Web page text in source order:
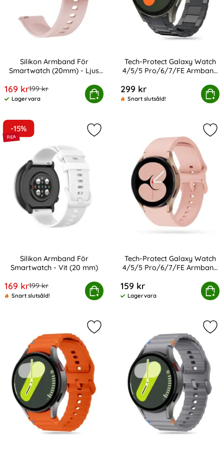
Silikon Armband För
Smartwatch (20mm) - Ljus
rea pris
169 krtidigare pris
199 kr
Tillgänglighet:
Lagervara
Köp
Armband För Smartwatch (20mm) - Ljus Rosa
Tech-Protect Galaxy Watch
4/5/5 Pro/6/7/FE Armband
299 kr
Snart slutsåld!
Köp
Tech-Protect Galaxy Watch 4/5/5
-15%
Silikon Armband För
Smartwatch - Vit (20 mm)
rea pris
169 krtidigare pris
199 kr
Snart slutsåld!
Köp
Silikon Armband För Smartwatch - Vit (20 mm)
Markera silikon Armband För
Tech-Protect Galaxy Watch
4/5/5 Pro/6/7/FE Armband
159 kr
Tillgänglighet:
Lagervara
Köp
Tech-Protect Galaxy Watch 4/5/5 Pro/
Markera tech-Protect Galaxy